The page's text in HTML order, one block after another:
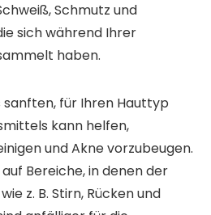
Schmutz und
sich während Ihrer
haben.
sanften, für Ihren Hauttyp
kann helfen,
und Akne vorzubeugen.
Bereiche, in denen der
z. B. Stirn, Rücken und